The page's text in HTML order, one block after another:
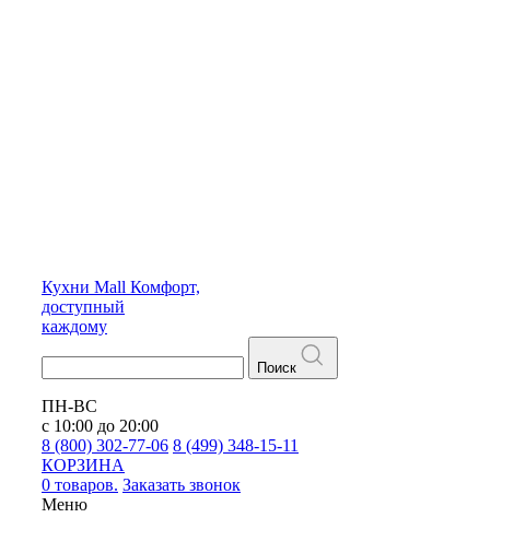
Кухни Mall Комфорт,
доступный
каждому
Поиск
ПН-ВС
с 10:00 до 20:00
8 (800) 302-77-06 8 (499) 348-15-11
КОРЗИНА
0 товаров. Заказать звонок
Меню